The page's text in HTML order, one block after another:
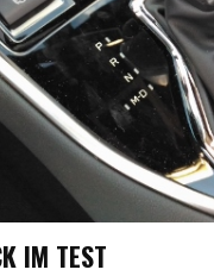
IM TEST